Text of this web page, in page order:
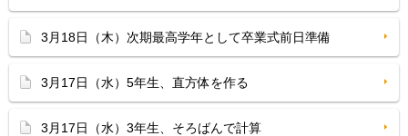
3月18日（木）次期最高学年として卒業式前日準備
3月17日（水）5年生、直方体を作る
3月17日（水）3年生、そろばんで計算